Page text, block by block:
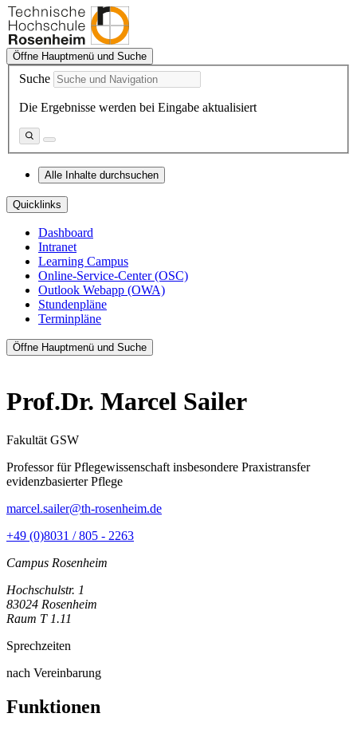
Öffne Hauptmenü und Suche
Suche
Die Ergebnisse werden bei Eingabe aktualisiert
Alle Inhalte durchsuchen
Quicklinks
Dashboard
Intranet
Learning Campus
Online-Service-Center (OSC)
Outlook Webapp (OWA)
Stundenpläne
Terminpläne
Öffne Hauptmenü und Suche
Prof.Dr. Marcel Sailer
Fakultät GSW
Professor für Pflegewissenschaft insbesondere Praxistransfer
evidenzbasierter Pflege
marcel.sailer@th-rosenheim.de
+49 (0)8031 / 805 - 2263
Campus Rosenheim
Hochschulstr. 1
83024 Rosenheim
Raum T 1.11
Sprechzeiten
nach Vereinbarung
Funktionen